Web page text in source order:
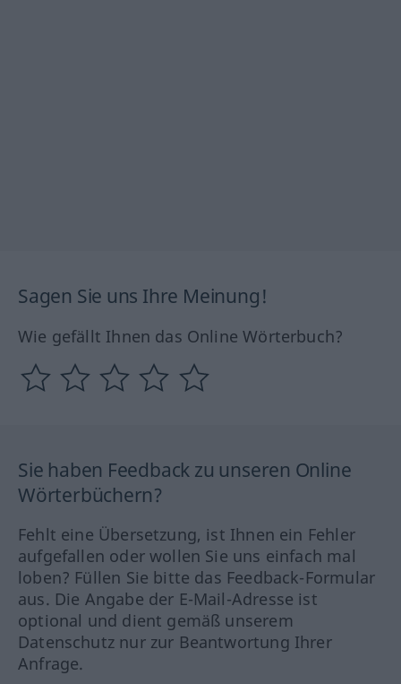
Sagen Sie uns Ihre Meinung!
Wie gefällt Ihnen das Online Wörterbuch?
Sie haben Feedback zu unseren Online
Wörterbüchern?
Fehlt eine Übersetzung, ist Ihnen ein Fehler
aufgefallen oder wollen Sie uns einfach mal
loben? Füllen Sie bitte das Feedback-Formular
aus. Die Angabe der E-Mail-Adresse ist
optional und dient gemäß unserem
Datenschutz nur zur Beantwortung Ihrer
Anfrage.